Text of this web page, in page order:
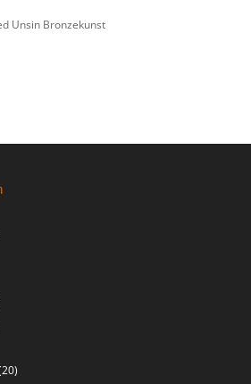
Unsin Bronzekunst